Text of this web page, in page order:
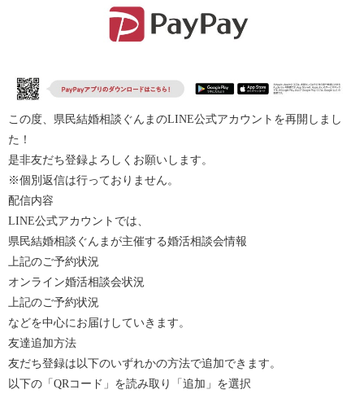
この度、県民結婚相談ぐんまのLINE公式アカウントを再開しまし
た！
是非友だち登録よろしくお願いします。
※個別返信は行っておりません。
配信内容
LINE公式アカウントでは、
県民結婚相談ぐんまが主催する婚活相談会情報
上記のご予約状況
オンライン婚活相談会状況
上記のご予約状況
などを中心にお届けしていきます。
友達追加方法
友だち登録は以下のいずれかの方法で追加できます。
以下の「 QRコード」を読み取り「追加」を選択